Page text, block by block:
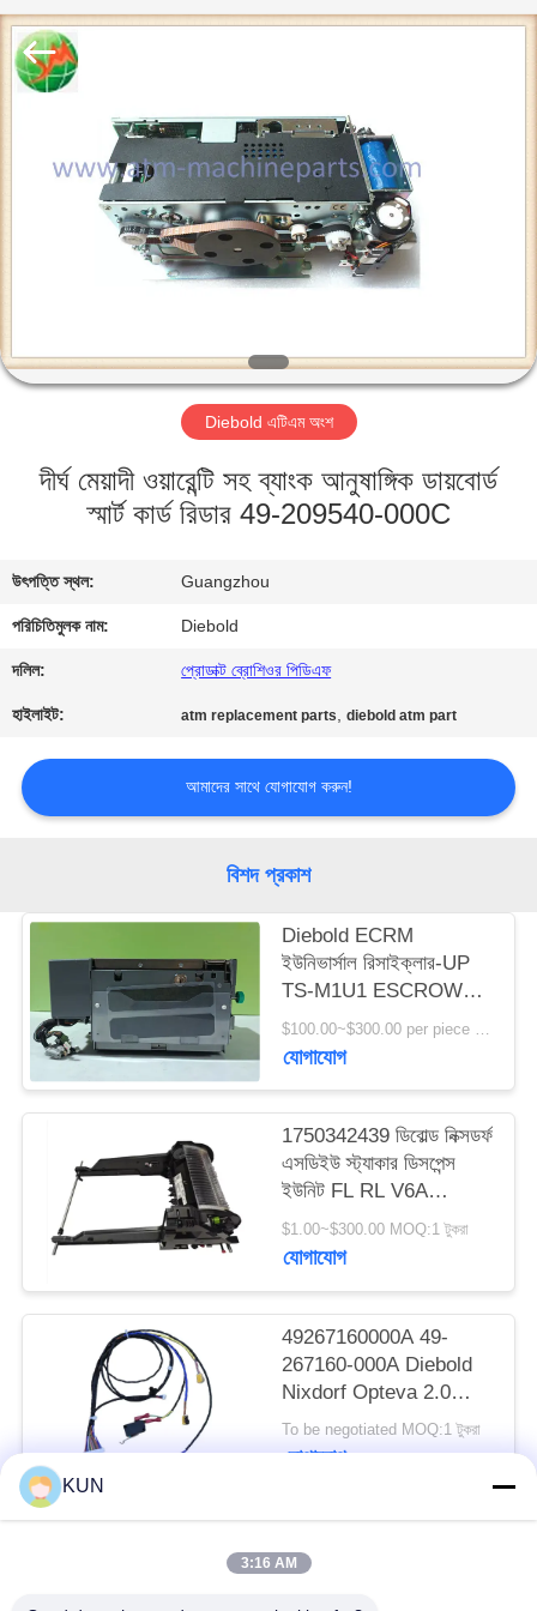
কারখানা
যোগাযোগ
করুন
খবর
উদ্ধৃতির
আবেদন
সাইট
ম্যাপ
PRIVACY
International
Trade
Co.,Ltd..
Rights
Reserved.
Diebold এটিএম অংশ
দীর্ঘ মেয়াদী ওয়ারেন্টি সহ ব্যাংক আনুষাঙ্গিক ডায়বোর্ড
স্মার্ট কার্ড রিডার 49-209540-000C
উৎপত্তি স্থল: Guangzhou
পরিচিতিমুলক নাম: Diebold
দলিল: প্রোডাক্ট ব্রোশিওর পিডিএফ
হাইলাইট: atm replacement parts,diebold atm part
আমাদের সাথে যোগাযোগ করুন!
বিশদ প্রকাশ
Diebold ECRM
ইউনিভার্সাল রিসাইক্লার-UP
TS-M1U1 ESCROW
(UESAH)
$100.00~$300.00 per piece MOQ:1
যোগাযোগ
1750342439 ডিবোল্ড নিক্সডর্ফ
এসডিইউ স্ট্যাকার ডিসপেন্স
ইউনিট FL RL V6A
DN200/250/450 এটিএম
মেশিন
$1.00~$300.00 MOQ:1 টুকরা
যোগাযোগ
49267160000A 49-
267160-000A Diebold
Nixdorf Opteva 2.0
AFD সেন্সর লাইন প্ল্যাটফর্ম
ATM অংশ গ্রুপ
To be negotiated MOQ:1 টুকরা
যোগাযোগ
KUN
3:16 AM